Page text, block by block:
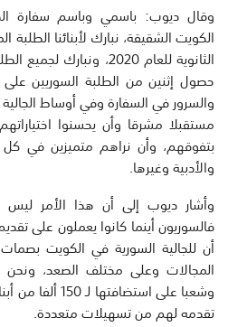
وقال ديوب: باسمي وباسم سفارة
الكويت الشقيقة، نبارك لأبنائنا
الثانوية للعام 2020،
والسرور في السفارة وفي أوساط
مستقبلا مشرقا وأن يحسنوا
بتفوقهم، وأن نراهم متميزين في
والأدبية وغيرها.
وأشار ديوب إلى أن هذا الأمر ليس
فالسوريون أينما كانوا يعملون على
أن للجالية السورية في الكويت
المجالات وعلى مختلف الصعد،
وشعبا على
تقدمه لهم من تسهيلات متعددة.